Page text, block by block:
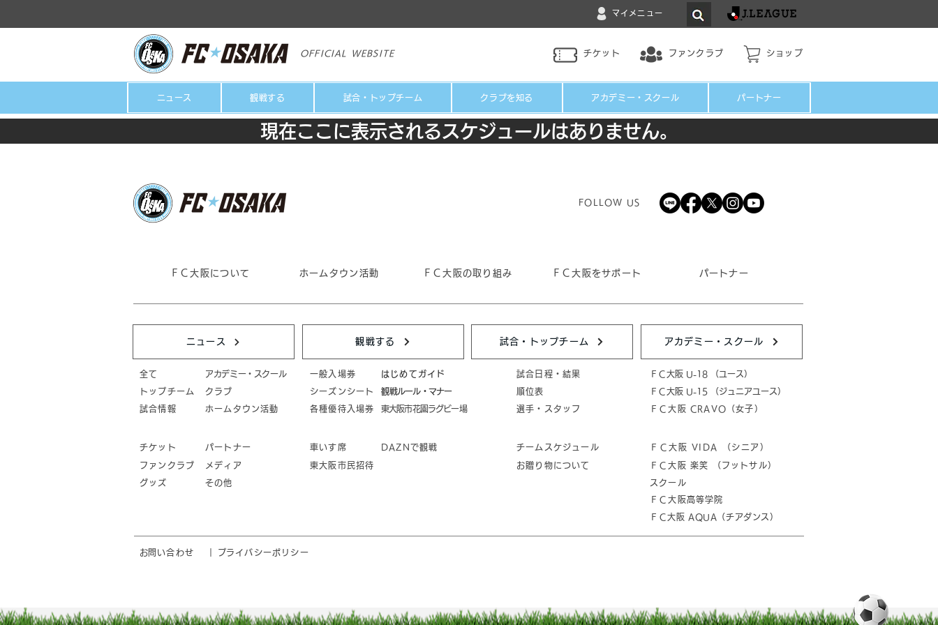
マイメニュー
OFFICIAL WEBSITE チケット ファンクラブ ショップ
ニュース 観戦する 試合・トップチーム クラブを知る アカデミー・スクール パートナー
現在ここに表示されるスケジュールはありません。
FOLLOW US
ＦＣ大阪について ホームタウン活動 ＦＣ大阪の取り組み ＦＣ大阪をサポート パートナー
ニュース
全て
トップチーム
試合情報
アカデミー・スクール
クラブ
ホームタウン活動
チケット
ファンクラブ
グッズ
パートナー
メディア
その他
観戦する 試合・トップチーム
一般入場券
シーズンシート
各種優待入場券
はじめてガイド
​観戦ルール・マナー
東大阪市花園ラグビー場
試合日程・結果
順位表
選手・スタッフ
車いす席 DAZNで観戦
東大阪市民招待
チームスケジュール
お贈り物について
アカデミー・スクール
ＦＣ大阪 U-18 （ユース）
ＦＣ大阪 U-15 （ジュニアユース）
ＦＣ大阪 CRAVO（女子）
ＦＣ大阪 VIDA （シニア）
ＦＣ大阪 楽笑 （フットサル）
スクール
ＦＣ大阪高等学院
ＦＣ大阪 AQUA（チアダンス）
​お問い合わせ ​プライバシーポリシー